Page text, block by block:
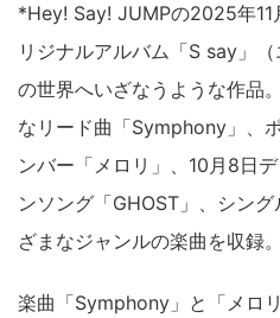
*Hey! Say! JUMPの2025年
リジナルアルバム「S say」
の世界へいざなうような作品
なリード曲「Symphony」、
ンバー「メロリ」、10月8日
ンソング「GHOST」、シン
ざまなジャンルの楽曲を収録。
楽曲「Symphony」と「メロ